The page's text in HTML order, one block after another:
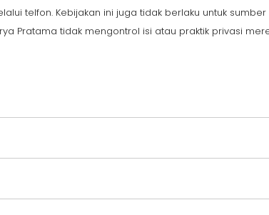
telfon. Kebijakan ini juga tidak berlaku untuk
Pratama tidak mengontrol isi atau praktik privasi